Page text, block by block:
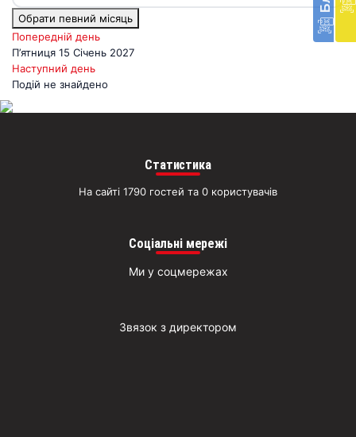
Обрати певний місяць
Попередній день
П’ятниця 15 Січень 2027
Наступний день
Подій не знайдено
Статистика
На сайті 1790 гостей та 0 користувачів
Соціальні мережі
Ми у соцмережах
Звязок з директором